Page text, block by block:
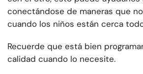
conectándose de maneras que
cuando los niños están cerca
Recuerde que está bien
calidad cuando lo necesite.